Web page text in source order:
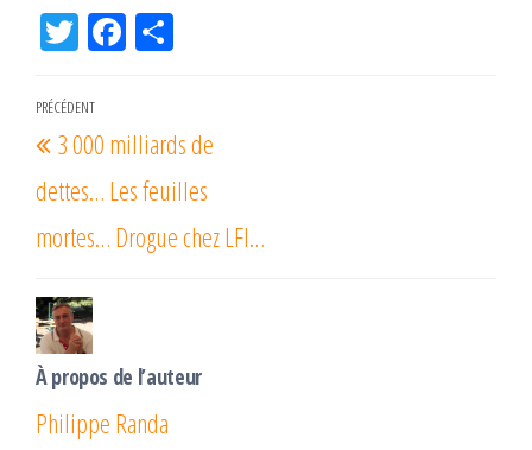
Tw
er
Fac
k r
Navigation
de
l’article
Article
précédent
PRÉCÉDENT
3 000 milliards de
dettes… Les feuilles
mortes… Drogue chez LFI…
À propos de l’auteur
Philippe Randa